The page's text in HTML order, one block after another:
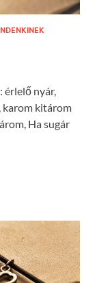
érlelő nyár,
karom kitárom
Ha sugár